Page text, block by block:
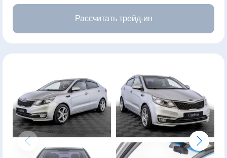
Рассчитать трейд-ин